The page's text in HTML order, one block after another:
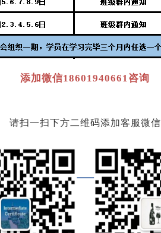
添加微信18601940661咨询
请扫一扫下方二维码添加客服微信